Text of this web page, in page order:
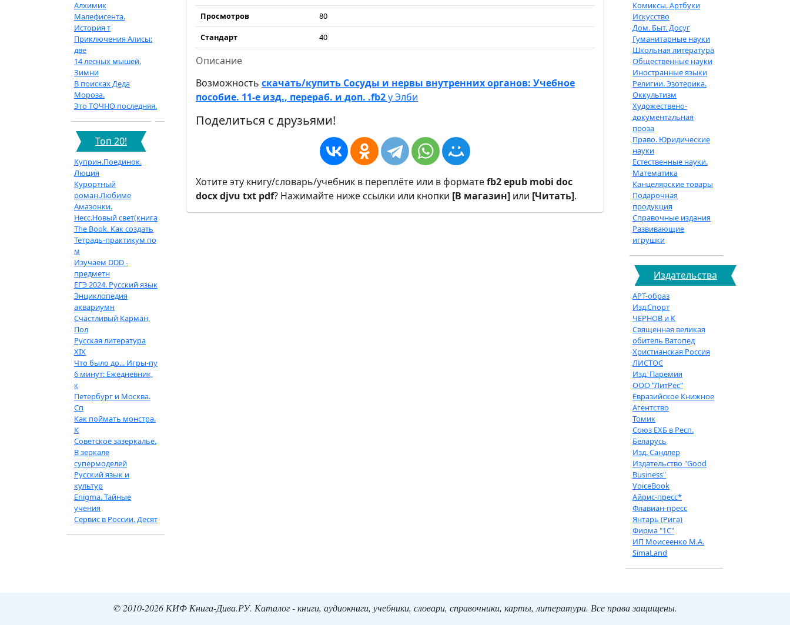
Алхимик
Малефисента.
История т
Приключения Алисы:
две
14 лесных мышей.
Зимни
В поисках Деда
Мороза.
Это ТОЧНО последняя.
Топ 20!
Куприн.Поединок.
Люция
Курортный
роман.Любиме
Амазонки.
Несс.Новый свет(книга
The Book. Как создать
Тетрадь-практикум по
м
Изучаем DDD -
предметн
ЕГЭ 2024. Русский язык
Энциклопедия
аквариумн
Счастливый Карман,
Пол
Русская литература
XIX
Что было до... Игры-пу
6 минут: Ежедневник,
к
Петербург и Москва.
Сп
Как поймать монстра.
К
Советское зазеркалье.
В зеркале
супермоделей
Русский язык и
культур
Enigma. Тайные
учения
Сервис в России. Десят
Просмотров
80
Стандарт
40
Описание
Возможность скачать/купить Сосуды и нервы внутренних органов: Учебное
пособие. 11-е изд., перераб. и доп. .fb2у Элби
Поделиться с друзьями!
Хотите эту книгу/словарь/учебник в переплёте или в форматеfb2epub mobi doc
docxdjvu txt pdf? Нажимайте ниже ссылки или кнопки [В магазин] или [Читать].
Комиксы. Артбуки
Искусство
Дом. Быт. Досуг
Гуманитарные науки
Школьная литература
Общественные науки
Иностранные языки
Религии. Эзотерика.
Оккультизм
Художествено-
документальная
проза
Право. Юридические
науки
Естественные науки.
Математика
Канцелярские товары
Подарочная
продукция
Справочные издания
Развивающие
игрушки
Издательства
АРТ-образ
Изд.Спорт
ЧЕРНОВ и К
Священная великая
обитель Ватопед
Христианская Россия
ЛИСТОС
Изд. Паремия
ООО "ЛитРес"
Евразийское Книжное
Агентство
Томик
Союз ЕХБ в Респ.
Беларусь
Изд. Сандлер
Издательство "Good
Business"
VoiceBook
Айрис-пресс*
Флавиан-пресс
Янтарь (Рига)
Фирма "1С"
ИП Моисеенко М.А.
SimaLand
© 2010-2026 КИФ Книга-Дива.РУ. Каталог - книги, аудиокниги, учебники, словари, справочники, карты, литература. Все права защищены.